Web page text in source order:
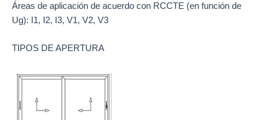
Áreas de aplicación de acuerdo con RCCTE (en función de
Ug): I1, I2, I3, V1, V2, V3
TIPOS DE APERTURA